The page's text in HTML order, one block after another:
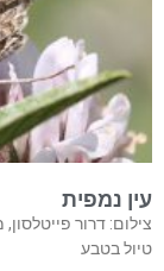
עין נמפית
צילום: דרור
טיול בטבע